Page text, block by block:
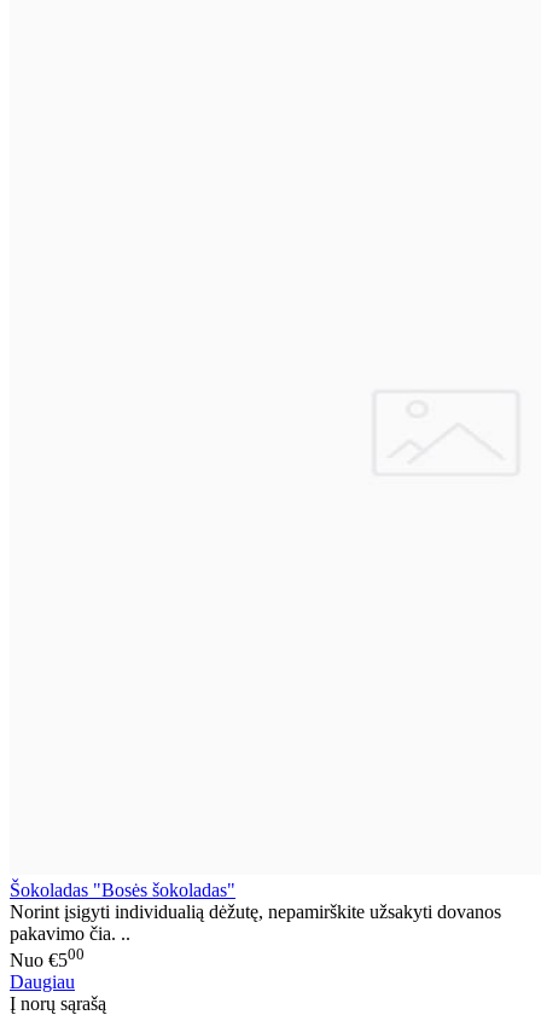
Šokoladas "Bosės šokoladas"
Norint įsigyti individualią dėžutę, nepamirškite užsakyti dovanos
pakavimo čia. ..
Nuo €500
Daugiau
Į norų sąrašą